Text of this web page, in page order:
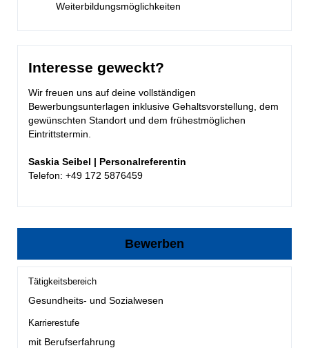
Weiterbildungsmöglichkeiten
Interesse geweckt?
Wir freuen uns auf deine vollständigen
Bewerbungsunterlagen inklusive Gehaltsvorstellung, dem
gewünschten Standort und dem frühestmöglichen
Eintrittstermin.
Saskia Seibel | Personalreferentin
Telefon: +49 172 5876459
Bewerben
Tätigkeitsbereich
Gesundheits- und Sozialwesen
Karrierestufe
mit Berufserfahrung